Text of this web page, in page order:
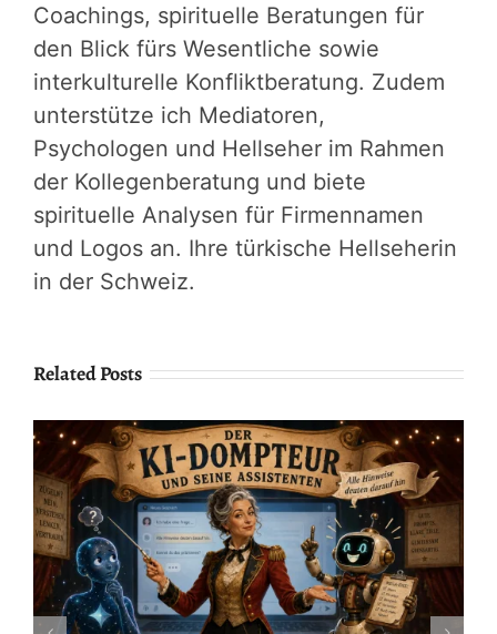
Coachings, spirituelle Beratungen für
den Blick fürs Wesentliche sowie
interkulturelle Konfliktberatung. Zudem
unterstütze ich Mediatoren,
Psychologen und Hellseher im Rahmen
der Kollegenberatung und biete
spirituelle Analysen für Firmennamen
und Logos an. Ihre türkische Hellseherin
in der Schweiz.
Related Posts